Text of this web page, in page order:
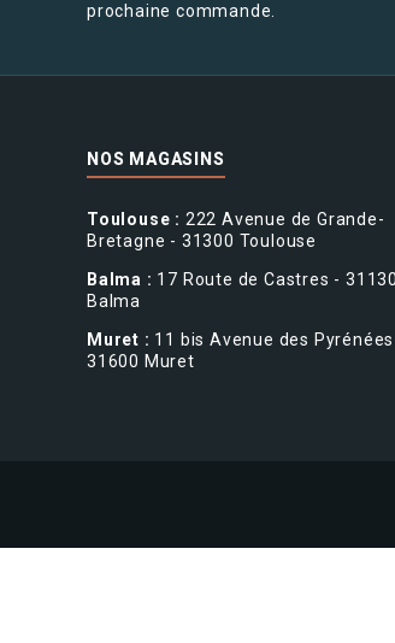
prochaine commande.
NOS MAGASINS
Toulouse : 222 Avenue de Grande-
Bretagne - 31300 Toulouse
Balma : 17 Route de Castres - 31130
Balma
Muret : 11 bis Avenue des
31600 Muret